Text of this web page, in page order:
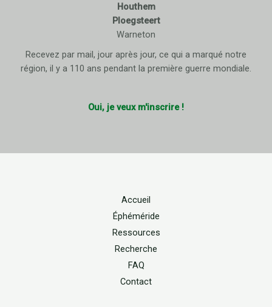
Houthem
Ploegsteert
Warneton
Recevez par mail, jour après jour, ce qui a marqué notre
région, il y a 110 ans pendant la première guerre mondiale.
Oui, je veux m'inscrire !
Accueil
Éphéméride
Ressources
Recherche
FAQ
Contact